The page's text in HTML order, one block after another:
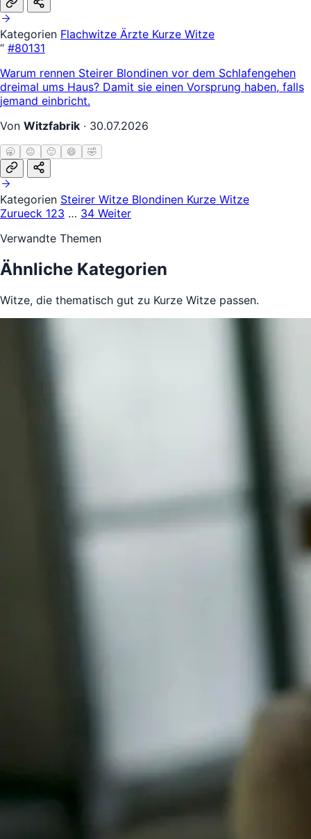
Kategorien Flachwitze Ärzte Kurze Witze
“ #80131
Warum rennen Steirer Blondinen vor dem Schlafengehen
dreimal ums Haus? Damit sie einen Vorsprung haben, falls
jemand einbricht.
Von Witzfabrik · 30.07.2026
🥱 😐 🙂 😄 🤣
Kategorien Steirer Witze Blondinen Kurze Witze
Zurueck 123 … 34 Weiter
Verwandte Themen
Ähnliche Kategorien
Witze, die thematisch gut zu Kurze Witze passen.